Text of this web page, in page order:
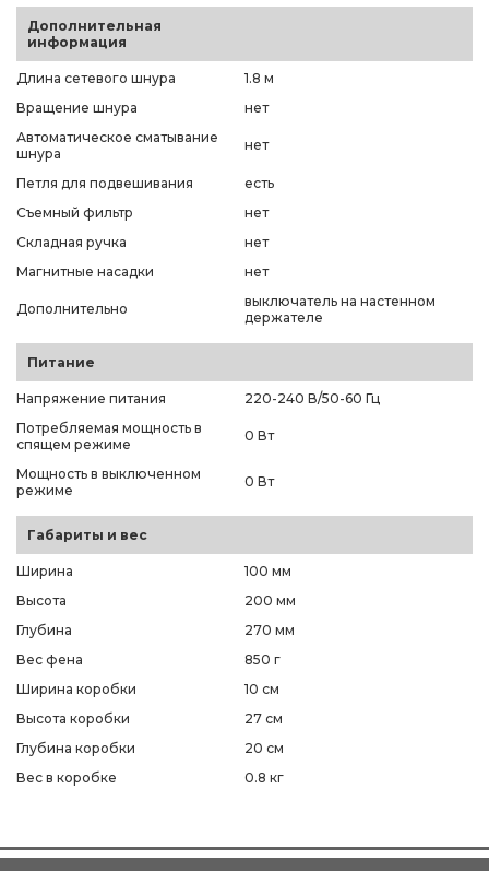
Дополнительная
информация
Длина сетевого шнура
1.8 м
Вращение шнура
нет
Автоматическое сматывание
шнура
нет
Петля для подвешивания
есть
Съемный фильтр
нет
Складная ручка
нет
Магнитные насадки
нет
Дополнительно
выключатель на настенном
держателе
Питание
Напряжение питания
220-240 В/50-60 Гц
Потребляемая мощность в
спящем режиме
0 Вт
Мощность в выключенном
режиме
0 Вт
Габариты и вес
Ширина
100 мм
Высота
200 мм
Глубина
270 мм
Вес фена
850 г
Ширина коробки
10 см
Высота коробки
27 см
Глубина коробки
20 см
Вес в коробке
0.8 кг